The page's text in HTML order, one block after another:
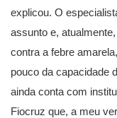
explicou. O
assunto e,
contra a febre
pouco da capacidade
ainda conta com
Fiocruz que, a meu